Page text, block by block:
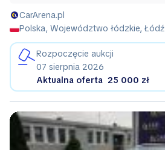
CarArena.pl
Polska, Województwo łódzkie, Łódź
Rozpoczęcie aukcji
07 sierpnia 2026
Aktualna oferta 25 000 zł